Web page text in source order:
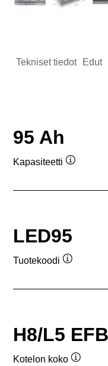
Tekniset tiedot Edut
95 Ah
Kapasiteetti
LED95
Tuotekoodi
H8/L5 EFB
Kotelon koko